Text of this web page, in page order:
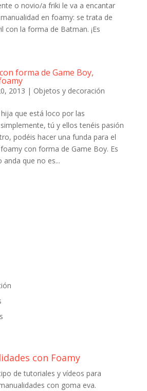
o novio/a friki le va a encantar
en foamy: se trata de
con la forma de Batman. ¡Es
forma de Game Boy,
2013 | Objetos y decoración
que está loco por las
tú y ellos tenéis pasión
podéis hacer una funda para el
con forma de Game Boy. Es
anda que no es...
con Foamy
de tutoriales y vídeos para
con goma eva.